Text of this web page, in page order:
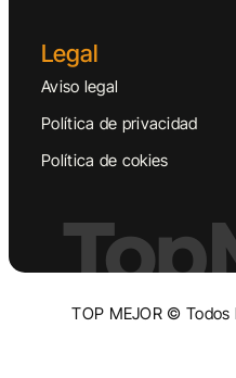
Legal
Aviso legal
Política de privacidad
Política de cokies
TOP MEJOR ©